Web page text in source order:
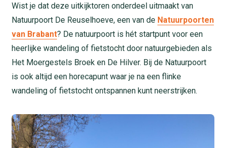
Wist je dat deze uitkijktoren onderdeel uitmaakt van
Natuurpoort De Reuselhoeve, een van de Natuurpoorten
van Brabant? De natuurpoort is hét startpunt voor een
heerlijke wandeling of fietstocht door natuurgebieden als
Het Moergestels Broek en De Hilver. Bij de Natuurpoort
is ook altijd een horecapunt waar je na een flinke
wandeling of fietstocht ontspannen kunt neerstrijken.